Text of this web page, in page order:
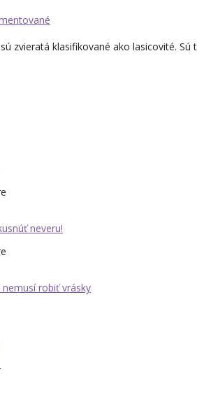
zvieratá klasifikované ako lasicovité.
neveru!
robiť vrásky